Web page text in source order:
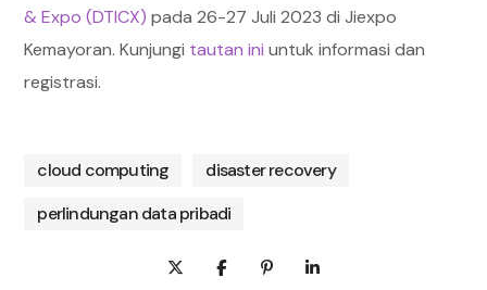
& Expo (DTICX) pada 26-27 Juli 2023 di Jiexpo
Kemayoran. Kunjungi tautan ini untuk informasi dan
registrasi.
cloud computing
disaster recovery
perlindungan data pribadi